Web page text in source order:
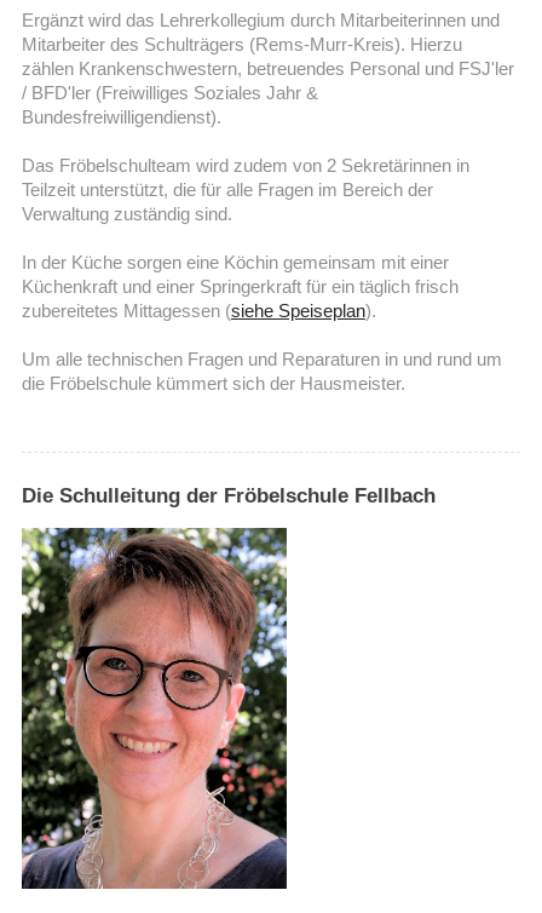
Ergänzt wird das Lehrerkollegium durch Mitarbeiterinnen und
Mitarbeiter des Schulträgers (Rems-Murr-Kreis). Hierzu
zählen Krankenschwestern, betreuendes Personal und FSJ'ler
/ BFD'ler (Freiwilliges Soziales Jahr &
Bundesfreiwilligendienst).
Das Fröbelschulteam wird zudem von 2 Sekretärinnen in
Teilzeit unterstützt, die für alle Fragen im Bereich der
Verwaltung zuständig sind.
In der Küche sorgen eine Köchin gemeinsam mit einer
Küchenkraft und einer Springerkraft für ein täglich frisch
zubereitetes Mittagessen (siehe Speiseplan).
Um alle technischen Fragen und Reparaturen in und rund um
die Fröbelschule kümmert sich der Hausmeister.
Die Schulleitung der Fröbelschule Fellbach